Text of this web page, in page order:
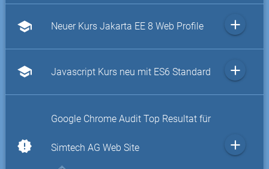
school Neuer Kurs Jakarta EE 8 Web Profile add
school Javascript Kurs neu mit ES6 Standard add
new_releases
Google Chrome Audit Top Resultat für
Simtech AG Web Site add